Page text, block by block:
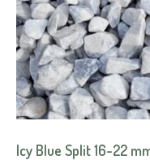
Icy Blue Split 16-22